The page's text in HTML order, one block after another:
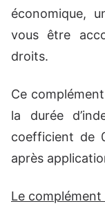
économique,
vous être
droits.
Ce
la durée
coefficient de
après
Le complément